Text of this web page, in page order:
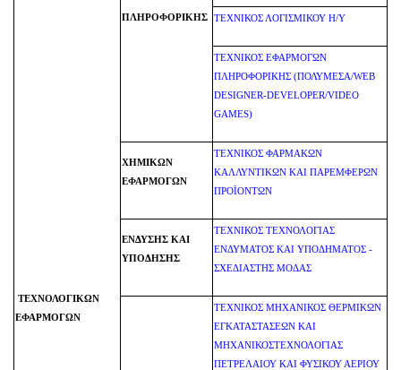
ΤΕΧΝΟΛΟΓΙΚΩΝ
ΕΦΑΡΜΟΓΩΝ
ΠΛΗΡΟΦΟΡΙΚΗΣ ΤΕΧΝΙΚΟΣ ΛΟΓΙΣΜΙΚΟΥ Η/Υ
ΤΕΧΝΙΚΟΣ ΕΦΑΡΜΟΓΩΝ
ΠΛΗΡΟΦΟΡΙΚΗΣ (ΠΟΛΥΜΕΣΑ/WEB
DESIGNER-DEVELOPER/VIDEO
GAMES)
ΧΗΜΙΚΩΝ
ΕΦΑΡΜΟΓΩΝ
ΤΕΧΝΙΚΟΣ ΦΑΡΜΑΚΩΝ
ΚΑΛΛΥΝΤΙΚΩΝ ΚΑΙ ΠΑΡΕΜΦΕΡΩΝ
ΠΡΟΪΟΝΤΩΝ
ΕΝΔΥΣΗΣ ΚΑΙ
ΥΠΟΔΗΣΗΣ
ΤΕΧΝΙΚΟΣ ΤΕΧΝΟΛΟΓΙΑΣ
ΕΝΔΥΜΑΤΟΣ ΚΑΙ ΥΠΟΔΗΜΑΤΟΣ -
ΣΧΕΔΙΑΣΤΗΣ ΜΟΔΑΣ
ΤΕΧΝΙΚΟΣ ΜΗΧΑΝΙΚΟΣ ΘΕΡΜΙΚΩΝ
ΕΓΚΑΤΑΣΤΑΣΕΩΝ ΚΑΙ
ΜΗΧΑΝΙΚΟΣΤΕΧΝΟΛΟΓΙΑΣ
ΠΕΤΡΕΛΑΙΟΥ ΚΑΙ ΦΥΣΙΚΟΥ ΑΕΡΙΟΥ